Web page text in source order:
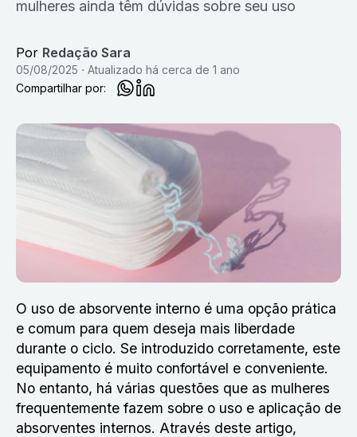
mulheres ainda têm dúvidas sobre seu uso
Por Redação Sara
05/08/2025 Atualizado há cerca de 1 ano
Compartilhar por:
O uso de absorvente interno é uma opção prática
e comum para quem deseja mais liberdade
durante o ciclo. Se introduzido corretamente, este
equipamento é muito confortável e conveniente.
No entanto, há várias questões que as mulheres
frequentemente fazem sobre o uso e aplicação de
absorventes internos. Através deste artigo,